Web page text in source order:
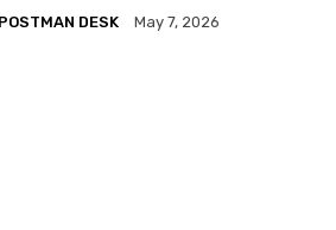
POSTMAN DESK May 7, 2026